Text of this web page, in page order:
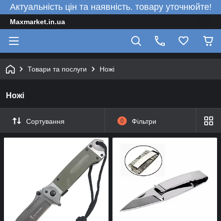
Актуальність цін та наявність. товару уточнюйте!
Maxmarket.in.ua
Товари та послуги Ножі
Ножі
Сортування 0 Фільтри